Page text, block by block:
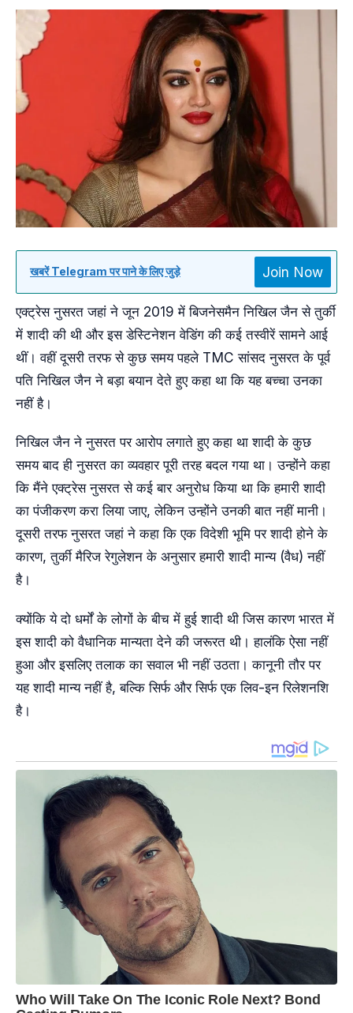
खबरें Telegram पर पाने के लिए जुड़े Join Now
एक्ट्रेस नुसरत जहां ने जून 2019 में बिजनेसमैन निखिल जैन से तुर्की
में शादी की थी और इस डेस्टिनेशन वेडिंग की कई तस्वीरें सामने आई
थीं। वहीं दूसरी तरफ से कुछ समय पहले TMC सांसद नुसरत के पूर्व
पति निखिल जैन ने बड़ा बयान देते हुए कहा था कि यह बच्चा उनका
नहीं है।
निखिल जैन ने नुसरत पर आरोप लगाते हुए कहा था शादी के कुछ
समय बाद ही नुसरत का व्यवहार पूरी तरह बदल गया था। उन्होंने कहा
कि मैंने एक्ट्रेस नुसरत से कई बार अनुरोध किया था कि हमारी शादी
का पंजीकरण करा लिया जाए, लेकिन उन्होंने उनकी बात नहीं मानी।
दूसरी तरफ नुसरत जहां ने कहा कि एक विदेशी भूमि पर शादी होने के
कारण, तुर्की मैरिज रेगुलेशन के अनुसार हमारी शादी मान्य (वैध) नहीं
है।
क्योंकि ये दो धर्मों के लोगों के बीच में हुई शादी थी जिस कारण भारत में
इस शादी को वैधानिक मान्यता देने की जरूरत थी। हालंकि ऐसा नहीं
हुआ और इसलिए तलाक का सवाल भी नहीं उठता। कानूनी तौर पर
यह शादी मान्य नहीं है, बल्कि सिर्फ और सिर्फ एक लिव-इन रिलेशनशि
है।